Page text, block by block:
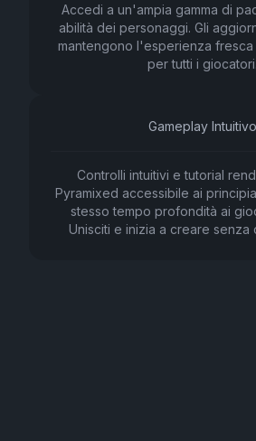
Accedi a un'ampia gamma di
abilità dei personaggi. Gli
mantengono l'esperienza
per tutti i giocatori.
Gameplay Intuitivo
Controlli intuitivi e tutorial
Pyramixed accessibile ai
stesso tempo profondità ai
Unisciti e inizia a creare senza